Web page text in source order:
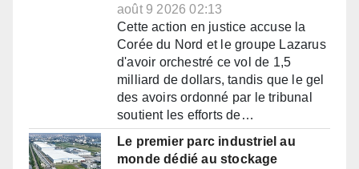
août 9 2026 02:13
Cette action en justice accuse la
Corée du Nord et le groupe Lazarus
d'avoir orchestré ce vol de 1,5
milliard de dollars, tandis que le gel
des avoirs ordonné par le tribunal
soutient les efforts de…
Le premier parc industriel au
monde dédié au stockage